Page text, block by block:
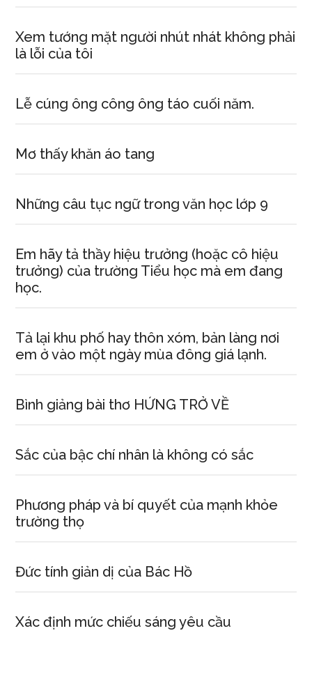
Xem tướng mặt người nhút nhát không phải
là lỗi của tôi
Lễ cúng ông công ông táo cuối năm.
Mơ thấy khăn áo tang
Những câu tục ngữ trong văn học lớp 9
Em hãy tả thầy hiệu trưởng (hoặc cô hiệu
trưởng) của trường Tiểu học mà em đang
học.
Tả lại khu phố hay thôn xóm, bản làng nơi
em ở vào một ngày mùa đông giá lạnh.
Bình giảng bài thơ HỨNG TRỞ VỀ
Sắc của bậc chí nhân là không có sắc
Phương pháp và bí quyết của mạnh khỏe
trường thọ
Đức tính giản dị của Bác Hồ
Xác định mức chiếu sáng yêu cầu